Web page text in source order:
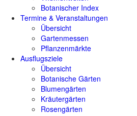
Botanischer Index
Termine & Veranstaltungen
Übersicht
Gartenmessen
Pflanzenmärkte
Ausflugsziele
Übersicht
Botanische Gärten
Blumengärten
Kräutergärten
Rosengärten